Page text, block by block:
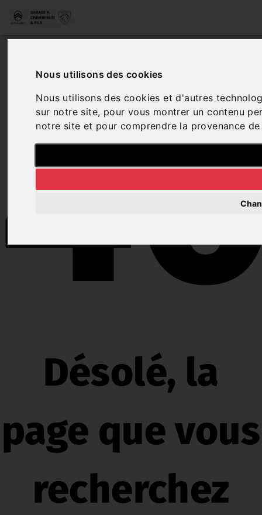
Nous utilisons des cookies
Nous utilisons des cookies et d'autres
sur notre site, pour vous montrer un contenu
notre site et pour comprendre la provenance
Désolé, la
page que vous
recherchez